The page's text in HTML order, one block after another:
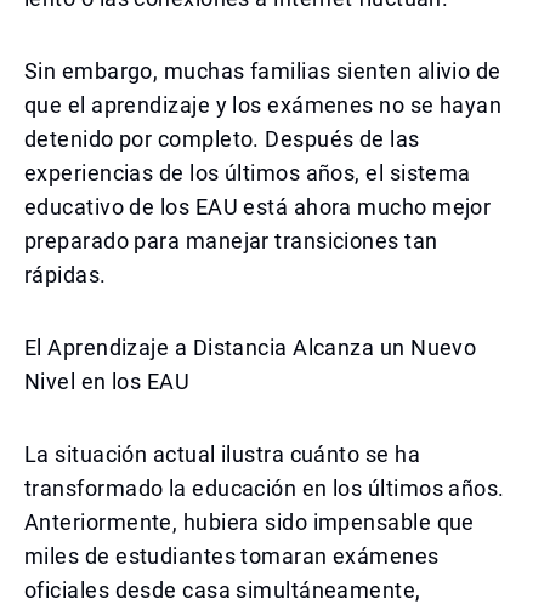
Sin embargo, muchas familias sienten alivio de
que el aprendizaje y los exámenes no se hayan
detenido por completo. Después de las
experiencias de los últimos años, el sistema
educativo de los EAU está ahora mucho mejor
preparado para manejar transiciones tan
rápidas.
El Aprendizaje a Distancia Alcanza un Nuevo
Nivel en los EAU
La situación actual ilustra cuánto se ha
transformado la educación en los últimos años.
Anteriormente, hubiera sido impensable que
miles de estudiantes tomaran exámenes
oficiales desde casa simultáneamente,